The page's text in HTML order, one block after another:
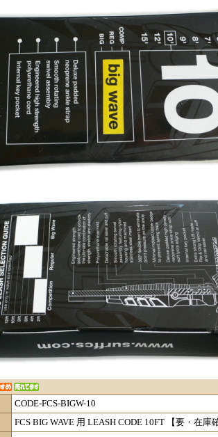
CODE-FCS-BIGW-10
FCS BIG WAVE 用 LEASH CODE 10FT 【要・在庫